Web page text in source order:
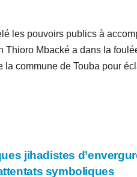
les pouvoirs publics à
Thioro Mbacké a dans la
la commune de Touba pour
jihadistes
symboliques